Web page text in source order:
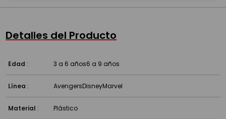
Detalles del Producto
Edad : 3 a 6 años6 a 9 años
Línea : AvengersDisneyMarvel
Material : Plástico